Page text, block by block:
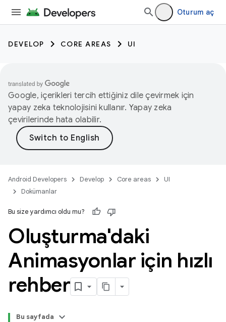
Oturum aç
DEVELOP CORE AREAS UI
Google, içerikleri tercih ettiğiniz dile çevirmek için
yapay zeka teknolojisini kullanır. Yapay zeka
çevirilerinde hata olabilir.
Android Developers Develop Core areas
UI
Dokümanlar
Bu size yardımcı oldu mu?
Oluşturma'daki
Animasyonlar için hızlı
rehber
Bu sayfada